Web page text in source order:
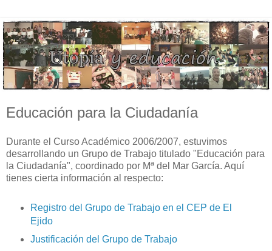
Educación para la Ciudadanía
Durante el Curso Académico 2006/2007, estuvimos
desarrollando un Grupo de Trabajo titulado "Educación para
la Ciudadanía", coordinado por Mª del Mar García. Aquí
tienes cierta información al respecto:
Registro del Grupo de Trabajo en el CEP de El
Ejido
Justificación del Grupo de Trabajo